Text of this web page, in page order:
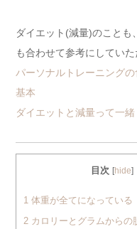
ダイエット(減量)のことも
も合わせて参考にしていた
パーソナルトレーニング
基本
ダイエットと減量って一緒
目次 [hide]
1 体重が全てになっている
2 カロリーとグラムからの